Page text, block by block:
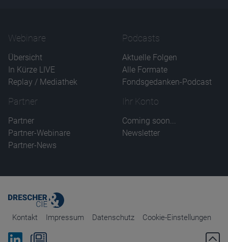
Webinare
Übersicht
In Kürze LIVE
Replay / Mediathek
Podcasts
Aktuelle Folgen
Alle Formate
Fondsgedanken-Podcast
Partner
Partner
Partner-Webinare
Partner-News
Ihr Konto
Coming soon...
Newsletter
Kontakt Impressum Datenschutz Cookie-Einstellungen
Bei Linkedin folgen
Zum Newsletter anmelden